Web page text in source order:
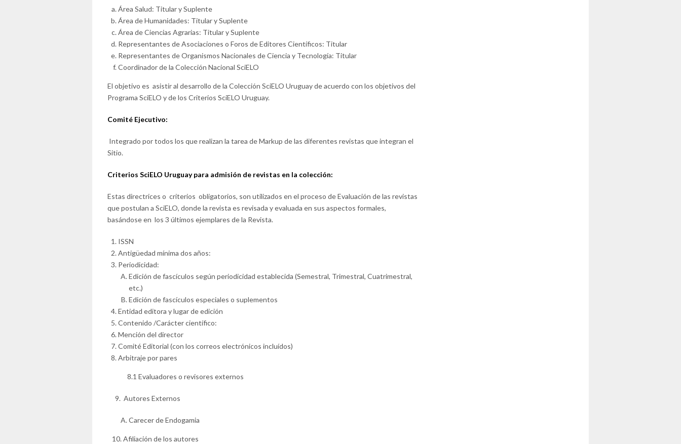
Área Salud: Titular y Suplente
Área de Humanidades: Titular y Suplente
Área de Ciencias Agrarias: Titular y Suplente
Representantes de Asociaciones o Foros de Editores Científicos: Titular
Representantes de Organismos Nacionales de Ciencia y Tecnología: Titular
Coordinador de la Colección Nacional SciELO
El objetivo es asistir al desarrollo de la Colección SciELO Uruguay de acuerdo con los objetivos del
Programa SciELO y de los Criterios SciELO Uruguay.
Comité Ejecutivo:
Integrado por todos los que realizan la tarea de Markup de las diferentes revistas que integran el
Sitio.
Criterios SciELO Uruguay para admisión de revistas en la colección:
Estas directrices o criterios obligatorios, son utilizados en el proceso de Evaluación de las revistas
que postulan a SciELO, donde la revista es revisada y evaluada en sus aspectos formales,
basándose en los 3 últimos ejemplares de la Revista.
ISSN
Antigüedad mínima dos años:
Periodicidad:
Edición de fascículos según periodicidad establecida (Semestral, Trimestral, Cuatrimestral,
etc.)
Edición de fascículos especiales o suplementos
Entidad editora y lugar de edición
Contenido /Carácter científico:
Mención del director
Comité Editorial (con los correos electrónicos incluídos)
Arbitraje por pares
8.1 Evaluadores o revisores externos
9. Autores Externos
Carecer de Endogamia
10. Afiliación de los autores